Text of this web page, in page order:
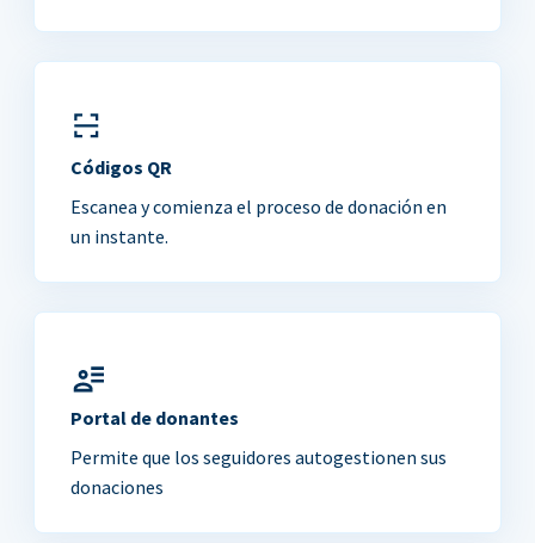
Códigos QR
Escanea y comienza el proceso de donación en
un instante.
Portal de donantes
Permite que los seguidores autogestionen sus
donaciones